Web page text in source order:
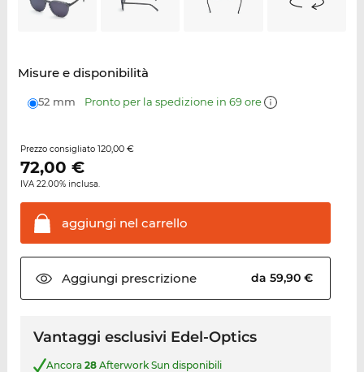
Misure e disponibilità
52 mm Pronto per la spedizione in 69 ore
Prezzo consigliato 120,00 €
72,00 €
IVA 22.00% inclusa.
aggiungi nel carrello
Aggiungi prescrizione da 59,90 €
Vantaggi esclusivi Edel-Optics
Ancora 28Afterwork Sun disponibili